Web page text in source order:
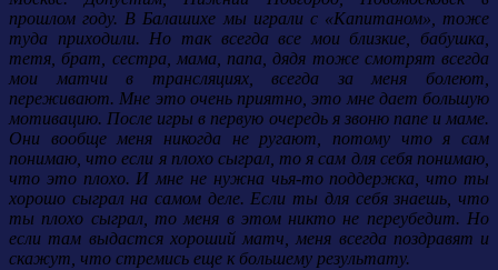
прошлом году. В Балашихе мы играли с «Капитаном», тоже
туда приходили. Но так всегда все мои близкие, бабушка,
тетя, брат, сестра, мама, папа, дядя тоже смотрят всегда
мои матчи в трансляциях, всегда за меня болеют,
переживают. Мне это очень приятно, это мне дает большую
мотивацию. После игры в первую очередь я звоню папе и маме.
Они вообще меня никогда не ругают, потому что я сам
понимаю, что если я плохо сыграл, то я сам для себя понимаю,
что это плохо. И мне не нужна чья-то поддержка, что ты
хорошо сыграл на самом деле. Если ты для себя знаешь, что
ты плохо сыграл, то меня в этом никто не переубедит. Но
если там выдастся хороший матч, меня всегда поздравят и
скажут, что стремись еще к большему результату.